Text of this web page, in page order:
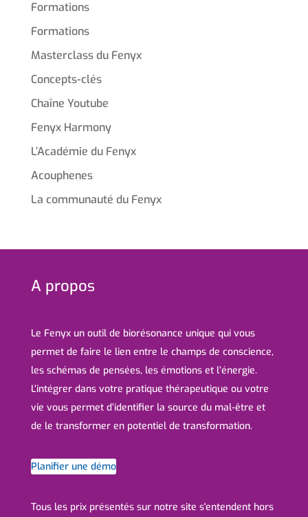
Formations
Formations
Masterclass du Fenyx
Concepts-clés
Chaîne Youtube
Fenyx Harmony
L’Académie du Fenyx
Acouphenes
La communauté du Fenyx
A propos
Le Fenyx un outil de biorésonance unique qui vous
permet de faire le lien entre le champs de conscience,
les schémas de pensées, les émotions et l’énergie.
L’intégrer dans votre pratique thérapeutique ou votre
vie vous permet d’identifier la source du mal-être et
de le transformer en potentiel de transformation.
Planifier une démo
Tous les prix présentés sur notre site s'entendent hors